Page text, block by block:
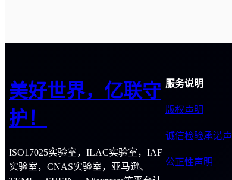
美好世界，亿联守
护！
ISO17025实验室，ILAC实验室，IAF
实验室，CNAS实验室，亚马逊、
服务说明
版权声明
诚信检验承诺
公正性声明